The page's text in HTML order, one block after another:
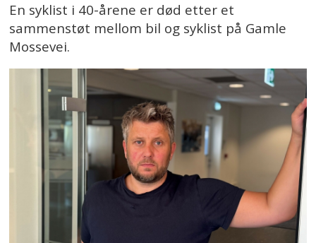
En syklist i 40-årene er død etter et
sammenstøt mellom bil og syklist på Gamle
Mossevei.